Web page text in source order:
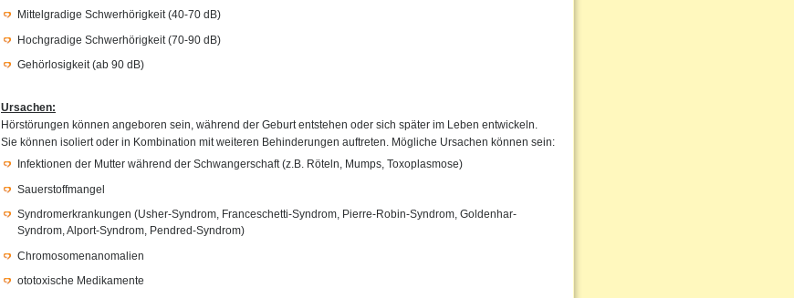
Mittelgradige Schwerhörigkeit (40-70 dB)
Hochgradige Schwerhörigkeit (70-90 dB)
Gehörlosigkeit (ab 90 dB)
Ursachen:
Hörstörungen können angeboren sein, während der Geburt entstehen oder sich später im Leben entwickeln.
Sie können isoliert oder in Kombination mit weiteren Behinderungen auftreten. Mögliche Ursachen können sein:
Infektionen der Mutter während der Schwangerschaft (z.B. Röteln, Mumps, Toxoplasmose)
Sauerstoffmangel
Syndromerkrankungen (Usher-Syndrom, Franceschetti-Syndrom, Pierre-Robin-Syndrom, Goldenhar-
Syndrom, Alport-Syndrom, Pendred-Syndrom)
Chromosomenanomalien
ototoxische Medikamente